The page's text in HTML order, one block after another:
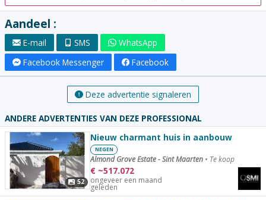
Aandeel :
E-mail SMS
WhatsApp
Facebook Messenger
Facebook
Deze advertentie signaleren
ANDERE ADVERTENTIES VAN DEZE PROFESSIONAL
52
Nieuw charmant huis in aanbouw
NEGEN
Almond Grove Estate - Sint Maarten • Te koop
€ ~517.072
ongeveer een maand
geleden